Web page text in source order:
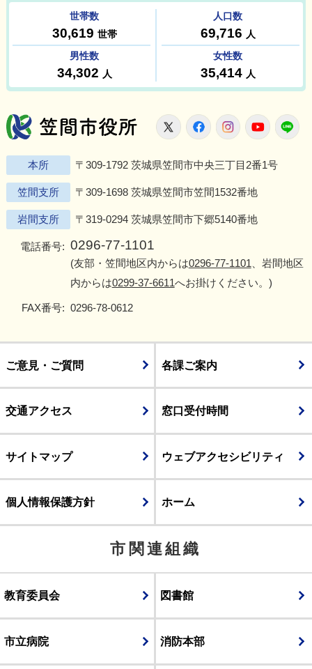
笠間市役所
X FacebookInstagram
本所 〒309-1792 茨城県笠間市中央三丁目2番1号
笠間支所 〒309-1698 茨城県笠間市笠間1532番地
岩間支所 〒319-0294 茨城県笠間市下郷5140番地
電話番号: 0296-77-1101
(友部・笠間地区内からは0296-77-1101 、岩間地区
内からは0299-37-6611へお掛けください。)
FAX番号: 0296-78-0612
ご意見・ご質問 各課ご案内
交通アクセス 窓口受付時間
サイトマップ ウェブアクセシビリティ
個人情報保護方針 ホーム
市関連組織
教育委員会 図書館
市立病院 消防本部